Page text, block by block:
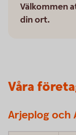
Välkommen
din ort.
Våra
Arjeplog och